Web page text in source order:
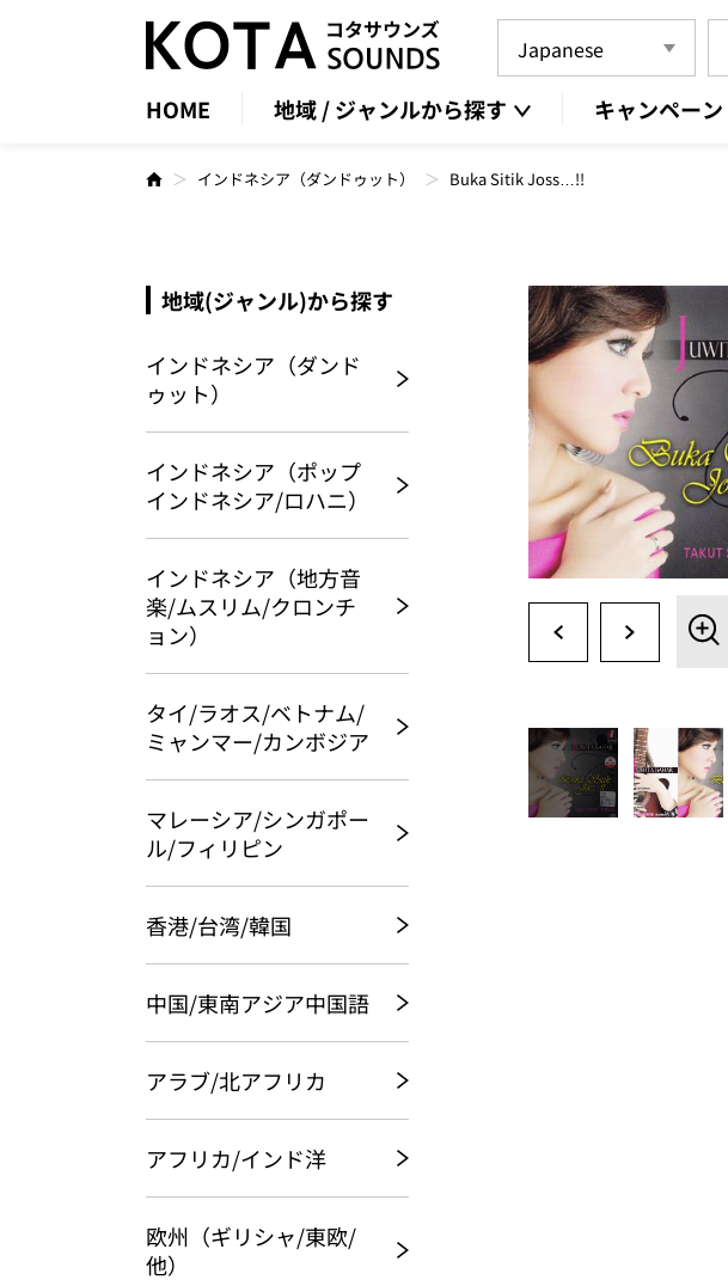
HOME
地域 / ジャンルから探す キャンペーン
インドネシア（ダンドゥット） Buka Sitik Joss…!!
地域(ジャンル)から探す
インドネシア（ダンド
ゥット）
インドネシア（ポップ
インドネシア/ロハニ）
インドネシア（地方音
楽/ムスリム/クロンチ
ョン）
タイ/ラオス/ベトナム/
ミャンマー/カンボジア
マレーシア/シンガポー
ル/フィリピン
香港/台湾/韓国
中国/東南アジア中国語
アラブ/北アフリカ
アフリカ/インド洋
欧州（ギリシャ/東欧/
他）